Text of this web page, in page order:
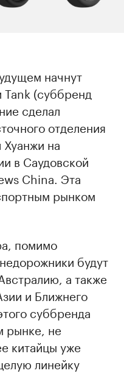
начнут
Tank (суббренд
сделал
отделения
на
в Саудовской
China. Эта
рынком
помимо
будут
а также
и Ближнего
суббренда
рынке, не
китайцы уже
линейку